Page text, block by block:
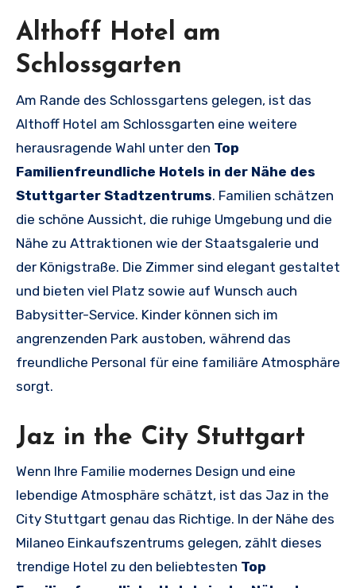
Althoff Hotel am
Schlossgarten
Am Rande des Schlossgartens gelegen, ist das
Althoff Hotel am Schlossgarten eine weitere
herausragende Wahl unter den Top
Familienfreundliche Hotels in der Nähe des
Stuttgarter Stadtzentrums. Familien schätzen
die schöne Aussicht, die ruhige Umgebung und die
Nähe zu Attraktionen wie der Staatsgalerie und
der Königstraße. Die Zimmer sind elegant gestaltet
und bieten viel Platz sowie auf Wunsch auch
Babysitter-Service. Kinder können sich im
angrenzenden Park austoben, während das
freundliche Personal für eine familiäre Atmosphäre
sorgt.
Jaz in the City Stuttgart
Wenn Ihre Familie modernes Design und eine
lebendige Atmosphäre schätzt, ist das Jaz in the
City Stuttgart genau das Richtige. In der Nähe des
Milaneo Einkaufszentrums gelegen, zählt dieses
trendige Hotel zu den beliebtesten Top